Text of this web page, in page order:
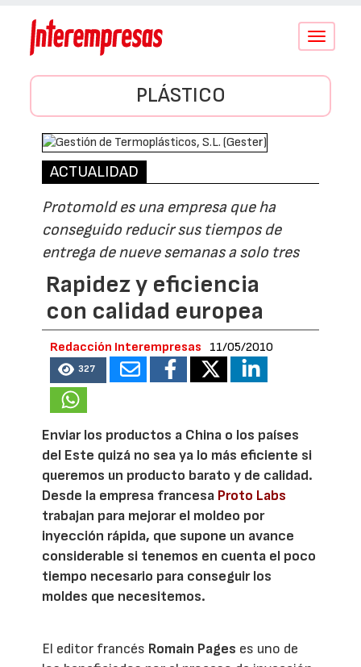
Conmutar
PLÁSTICO
ACTUALIDAD
Protomold es una empresa que ha
conseguido reducir sus tiempos de
entrega de nueve semanas a solo tres
Rapidez y eficiencia
con calidad europea
Redacción Interempresas 11/05/2010
327
Enviar los productos a China o los países
del Este quizá no sea ya lo más eficiente si
queremos un producto barato y de calidad.
Desde la empresa francesa Proto Labs
trabajan para mejorar el moldeo por
inyección rápida, que supone un avance
considerable si tenemos en cuenta el poco
tiempo necesario para conseguir los
moldes que necesitemos.
El editor francés Romain Pages es uno de